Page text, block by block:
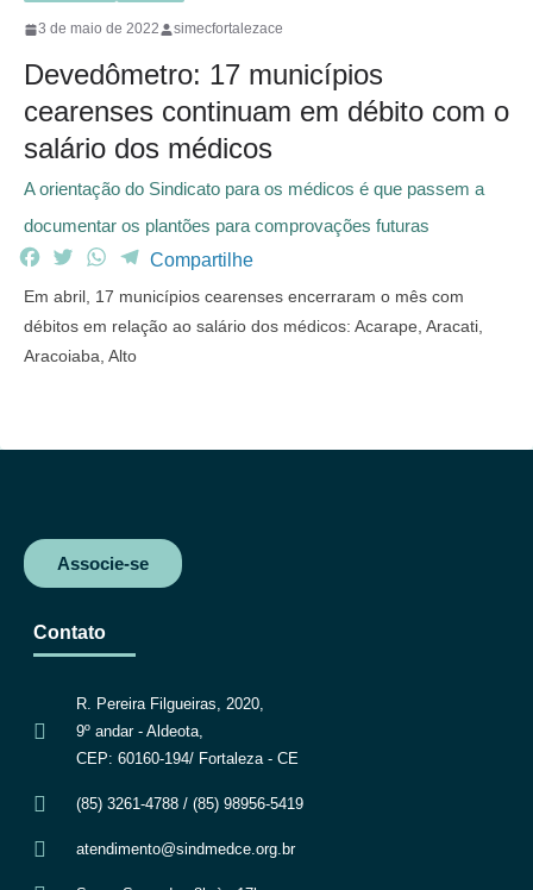
3 de maio de 2022 simecfortalezace
Devedômetro: 17 municípios
cearenses continuam em débito com o
salário dos médicos
A orientação do Sindicato para os médicos é que passem a
documentar os plantões para comprovações futuras
F
c
e
b
T
i
t
t
W
t
s
T
l
e
Compartilhe
Em abril, 17 municípios cearenses encerraram o mês com
débitos em relação ao salário dos médicos: Acarape, Aracati,
Aracoiaba, Alto
Associe-se
Contato
R. Pereira Filgueiras, 2020,
9º andar - Aldeota,
CEP: 60160-194/ Fortaleza - CE
(85) 3261-4788 / (85) 98956-5419
atendimento@sindmedce.org.br